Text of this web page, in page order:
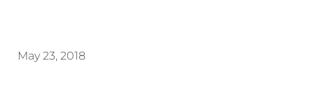
May 23, 2018